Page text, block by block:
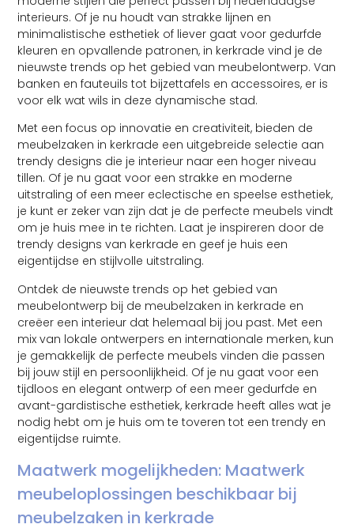
interieurs. Of je nu houdt van strakke lijnen en
minimalistische esthetiek of liever gaat voor gedurfde
kleuren en opvallende patronen, in kerkrade vind je de
nieuwste trends op het gebied van meubelontwerp. Van
banken en fauteuils tot bijzettafels en accessoires, er is
voor elk wat wils in deze dynamische stad.
Met een focus op innovatie en creativiteit, bieden de
meubelzaken in kerkrade een uitgebreide selectie aan
trendy designs die je interieur naar een hoger niveau
tillen. Of je nu gaat voor een strakke en moderne
uitstraling of een meer eclectische en speelse esthetiek,
je kunt er zeker van zijn dat je de perfecte meubels vindt
om je huis mee in te richten. Laat je inspireren door de
trendy designs van kerkrade en geef je huis een
eigentijdse en stijlvolle uitstraling.
Ontdek de nieuwste trends op het gebied van
meubelontwerp bij de meubelzaken in kerkrade en
creëer een interieur dat helemaal bij jou past. Met een
mix van lokale ontwerpers en internationale merken, kun
je gemakkelijk de perfecte meubels vinden die passen
bij jouw stijl en persoonlijkheid. Of je nu gaat voor een
tijdloos en elegant ontwerp of een meer gedurfde en
avant-gardistische esthetiek, kerkrade heeft alles wat je
nodig hebt om je huis om te toveren tot een trendy en
eigentijdse ruimte.
Maatwerk mogelijkheden: Maatwerk
meubeloplossingen beschikbaar bij
meubelzaken in kerkrade